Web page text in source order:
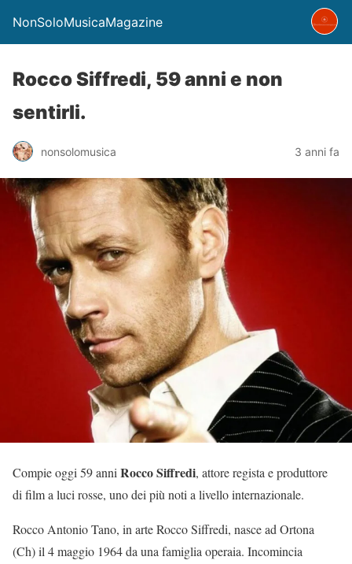
NonSoloMusicaMagazine
Rocco Siffredi, 59 anni e non
sentirli.
nonsolomusica 3 anni fa
Compie oggi 59 anni Rocco Siffredi, attore regista e produttore
di film a luci rosse, uno dei più noti a livello internazionale.
Rocco Antonio Tano, in arte Rocco Siffredi, nasce ad Ortona
(Ch) il 4 maggio 1964 da una famiglia operaia. Incomincia